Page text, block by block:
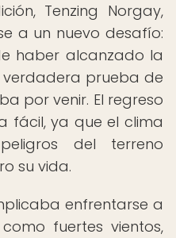
Tenzing Norgay,
a un nuevo desafío:
haber alcanzado la
prueba de
por venir. El regreso
fácil, ya que el clima
del terreno
su vida.
enfrentarse a
fuertes vientos,